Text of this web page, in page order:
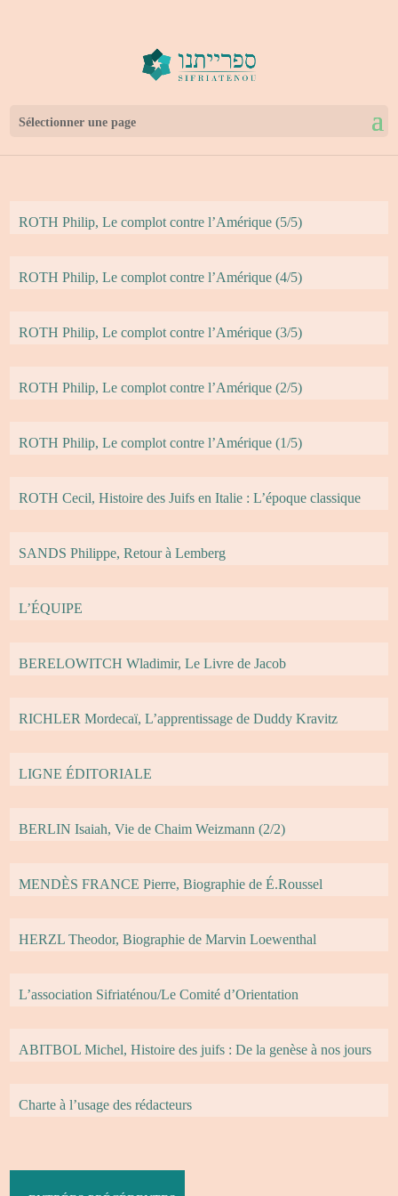
Sélectionner une page
ROTH Philip, Le complot contre l’Amérique (5/5)
ROTH Philip, Le complot contre l’Amérique (4/5)
ROTH Philip, Le complot contre l’Amérique (3/5)
ROTH Philip, Le complot contre l’Amérique (2/5)
ROTH Philip, Le complot contre l’Amérique (1/5)
ROTH Cecil, Histoire des Juifs en Italie : L’époque classique
SANDS Philippe, Retour à Lemberg
L’ÉQUIPE
BERELOWITCH Wladimir, Le Livre de Jacob
RICHLER Mordecaï, L’apprentissage de Duddy Kravitz
LIGNE ÉDITORIALE
BERLIN Isaiah, Vie de Chaim Weizmann (2/2)
MENDÈS FRANCE Pierre, Biographie de É.Roussel
HERZL Theodor, Biographie de Marvin Loewenthal
L’association Sifriaténou/Le Comité d’Orientation
ABITBOL Michel, Histoire des juifs : De la genèse à nos jours
Charte à l’usage des rédacteurs